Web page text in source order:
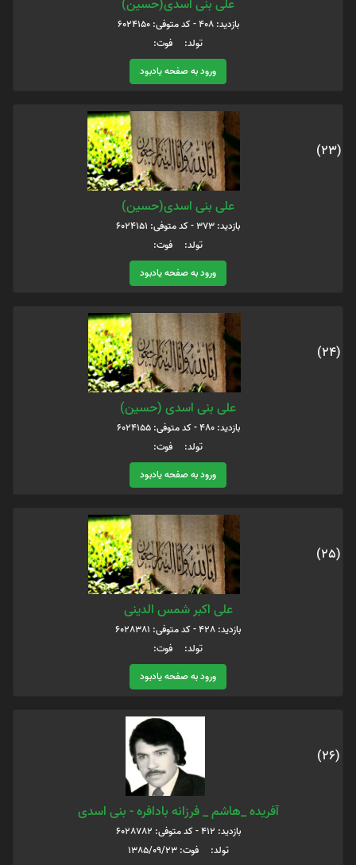
علی بنی اسدی(حسین)
بازدید: 408 - کد متوفی: 6024150
تولد: فوت:
ورود به صفحه یادبود
(23)
علی بنی اسدی(حسین)
بازدید: 373 - کد متوفی: 6024151
تولد: فوت:
ورود به صفحه یادبود
(24)
علی بنی اسدی (حسین)
بازدید: 480 - کد متوفی: 6024155
تولد: فوت:
ورود به صفحه یادبود
(25)
علی اکبر شمس الدینی
بازدید: 428 - کد متوفی: 6028381
تولد: فوت:
ورود به صفحه یادبود
(26)
آفریده _هاشم _ فرزانه بادافره - بنی اسدی
بازدید: 412 - کد متوفی: 6028782
تولد: فوت: 1385/09/23